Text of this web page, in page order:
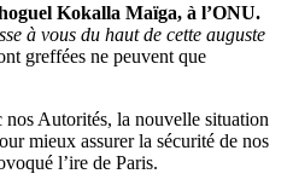
Kokalla Maïga, à l’ONU.
à vous du haut de cette auguste
greffées ne peuvent que
nos Autorités, la nouvelle situation
mieux assurer la sécurité de nos
l’ire de Paris.